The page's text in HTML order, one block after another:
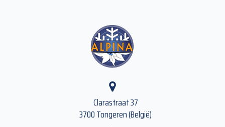
Clarastraat 37
3700 Tongeren (België)